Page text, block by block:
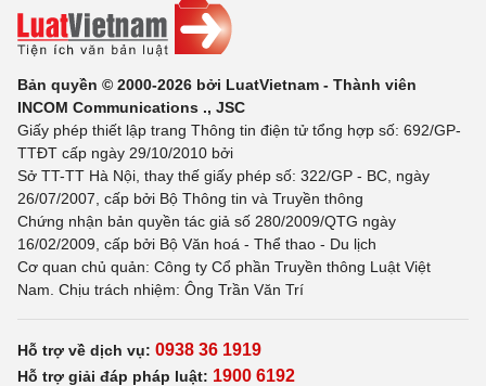
Bản quyền © 2000-2026 bởi LuatVietnam - Thành viên
INCOM Communications ., JSC
Giấy phép thiết lập trang Thông tin điện tử tổng hợp số: 692/GP-
TTĐT cấp ngày 29/10/2010 bởi
Sở TT-TT Hà Nội, thay thế giấy phép số: 322/GP - BC, ngày
26/07/2007, cấp bởi Bộ Thông tin và Truyền thông
Chứng nhận bản quyền tác giả số 280/2009/QTG ngày
16/02/2009, cấp bởi Bộ Văn hoá - Thể thao - Du lịch
Cơ quan chủ quản: Công ty Cổ phần Truyền thông Luật Việt
Nam. Chịu trách nhiệm: Ông Trần Văn Trí
Hỗ trợ về dịch vụ: 0938 36 1919
Hỗ trợ giải đáp pháp luật: 1900 6192